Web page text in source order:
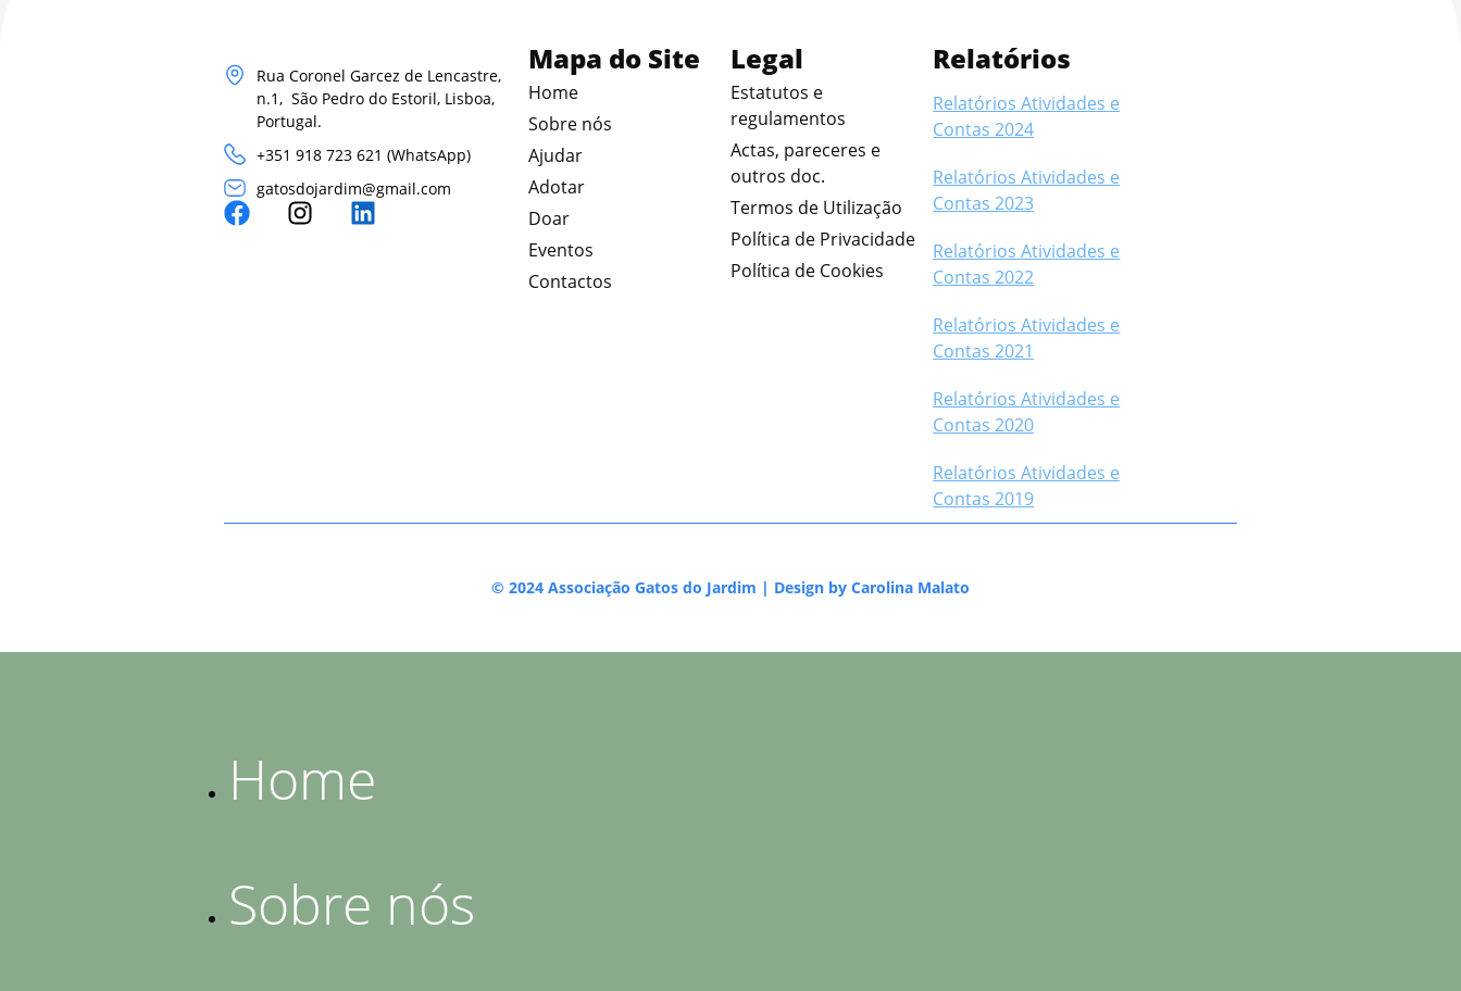
Rua Coronel Garcez de Lencastre,
n.1, São Pedro do Estoril, Lisboa,
Portugal.
+351 918 723 621 (WhatsApp)
gatosdojardim@gmail.com
Mapa do Site
Home
Sobre nós
Ajudar
Adotar
Doar
Eventos
Contactos
Legal
Estatutos e
regulamentos
Actas, pareceres e
outros doc.
Termos de Utilização
Política de Privacidade
Política de Cookies
Relatórios
Relatórios Atividades e
Contas 2024
Relatórios Atividades e
Contas 2023
Relatórios Atividades e
Contas 2022
Relatórios Atividades e
Contas 2021
Relatórios Atividades e
Contas 2020
Relatórios Atividades e
Contas 2019
© 2024 Associação Gatos do Jardim | Design by Carolina Malato
Home
Sobre nós